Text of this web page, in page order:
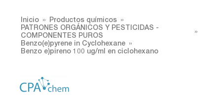
Inicio
Productos químicos
PATRONES ORGÁNICOS Y PESTICIDAS -
COMPONENTES PUROS
Benzo(e)pyrene in Cyclohexane
Benzo e)pireno 100 ug/ml en ciclohexano